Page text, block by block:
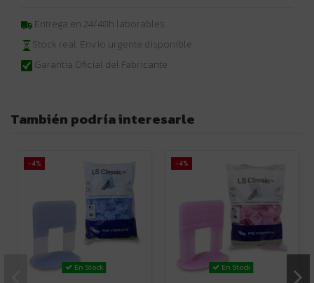
Entrega en 24/48h laborables
Stock real. Envío urgente disponible
Garantia Oficial del Fabricante
También podría interesarle
-4%
En Stock
-4%
En Stock